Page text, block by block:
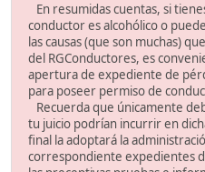
En resumidas cuentas, si
conductor es alcohólico o
las causas (que son muchas)
del RGConductores, es
apertura de expediente de
para poseer permiso de
Recuerda que únicamente
tu juicio podrían incurrir en
final la adoptará la
correspondiente expedientes